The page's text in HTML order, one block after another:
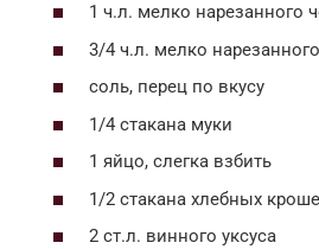
1 ч.л. мелко нарезанного
3/4 ч.л. мелко
соль, перец по вкусу
1/4 стакана муки
1 яйцо, слегка взбить
1/2 стакана хлебных
2 ст.л. винного уксуса